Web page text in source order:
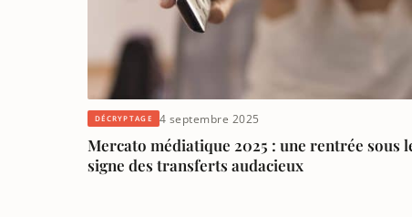
DÉCRYPTAGE 4 septembre 2025
Mercato médiatique 2025 : une rentrée sous
signe des transferts audacieux